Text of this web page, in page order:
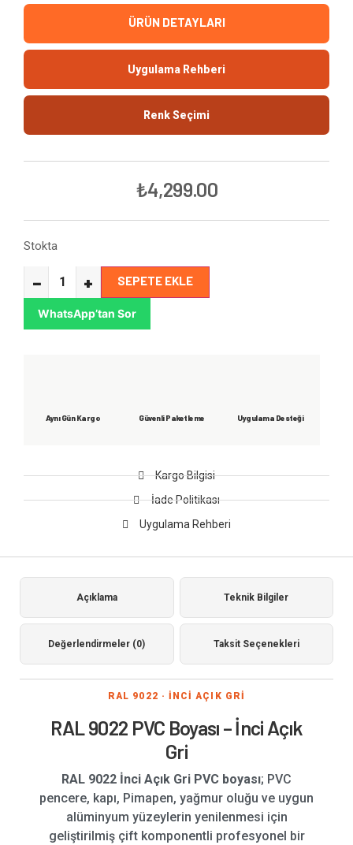
ÜRÜN DETAYLARI
Uygulama Rehberi
Renk Seçimi
₺4,299.00
Stokta
− + SEPETE EKLE
WhatsApp’tan Sor
Aynı Gün Kargo Güvenli Paketleme Uygulama Desteği
Kargo Bilgisi
İade Politikası
Uygulama Rehberi
Açıklama Teknik Bilgiler
Değerlendirmeler (0) Taksit Seçenekleri
RAL 9022 · İNCİ AÇIK GRİ
RAL 9022 PVC Boyası – İnci Açık
Gri
RAL 9022 İnci Açık Gri PVC boyası; PVC
pencere, kapı, Pimapen, yağmur oluğu ve uygun
alüminyum yüzeylerin yenilenmesi için
geliştirilmiş çift komponentli profesyonel bir